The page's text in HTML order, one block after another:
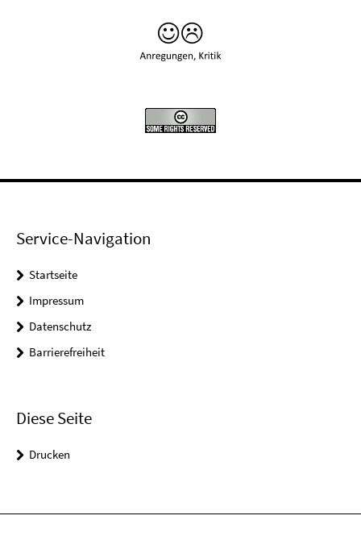
Service-Navigation
Startseite
Impressum
Datenschutz
Barrierefreiheit
Diese Seite
Drucken